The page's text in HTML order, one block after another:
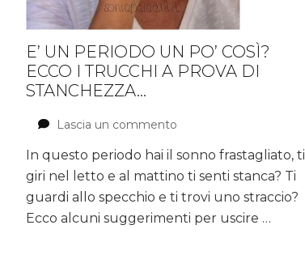
E’ UN PERIODO UN PO’ COSÌ?
ECCO I TRUCCHI A PROVA DI
STANCHEZZA…
Lascia un commento
un
periodo
un
po’
così?
In questo periodo hai il sonno frastagliato, ti
giri nel letto e al mattino ti senti stanca? Ti
guardi allo specchio e ti trovi uno straccio?
Ecco alcuni suggerimenti per uscire …